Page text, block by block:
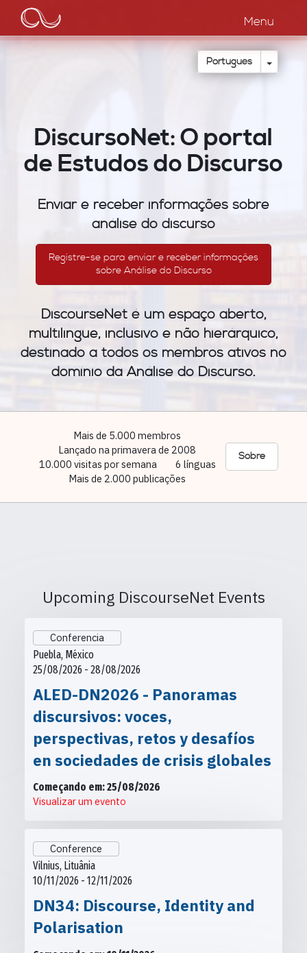
Passar
o
conteúdo
Main
navigation
Menu
Português Toggle
DiscursoNet: O portal
de Estudos do Discurso
Enviar e receber informações sobre
análise do discurso
Registre-se para enviar e receber informações
sobre Análise do Discurso
DiscourseNet é um espaço aberto,
multilingue, inclusivo e não hierárquico,
destinado a todos os membros ativos no
domínio da Análise do Discurso.
Mais de 5.000 membros
Lançado na primavera de 2008
10.000 visitas por semana
6 línguas
Mais de 2.000 publicações
Sobre
Upcoming DiscourseNet Events
Conferencia
Puebla, México
25/08/2026 - 28/08/2026
ALED-DN2026 - Panoramas
discursivos: voces,
perspectivas, retos y desafíos
en sociedades de crisis globales
Começando em: 25/08/2026
Visualizar um evento
Conference
Vilnius, Lituânia
10/11/2026 - 12/11/2026
DN34: Discourse, Identity and
Polarisation